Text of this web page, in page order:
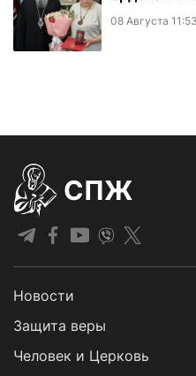
08 Августа 11:53
СПЖ
Новости
Защита веры
Человек и Церковь